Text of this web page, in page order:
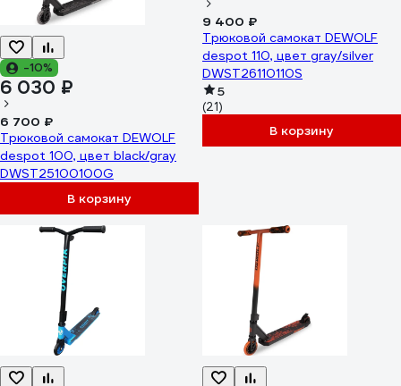
-10%
6 030 ₽
6 700 ₽
Трюковой самокат DEWOLF
despot 100, цвет black/gray
DWST25100100G
В корзину
9 400 ₽
Трюковой самокат DEWOLF
despot 110, цвет gray/silver
DWST26110110S
5
(21)
В корзину